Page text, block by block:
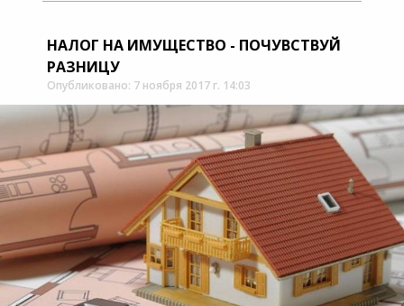
НАЛОГ НА ИМУЩЕСТВО - ПОЧУВСТВУЙ
РАЗНИЦУ
Опубликовано: 7 ноября 2017 г. 14:03